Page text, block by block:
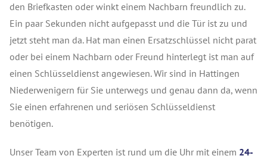
den Briefkasten oder winkt einem Nachbarn freundlich zu.
Ein paar Sekunden nicht aufgepasst und die Tür ist zu und
jetzt steht man da. Hat man einen Ersatzschlüssel nicht parat
oder bei einem Nachbarn oder Freund hinterlegt ist man auf
einen Schlüsseldienst angewiesen. Wir sind in Hattingen
Niederwenigern für Sie unterwegs und genau dann da, wenn
Sie einen erfahrenen und seriösen Schlüsseldienst
benötigen.
Unser Team von Experten ist rund um die Uhr mit einem 24-